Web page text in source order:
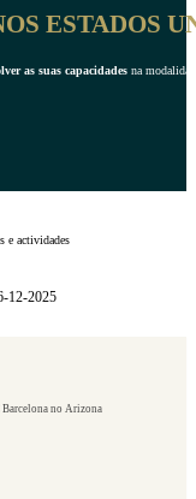
ESTADOS
as suas capacidades na
e actividades
12-2025
Barcelona no Arizona